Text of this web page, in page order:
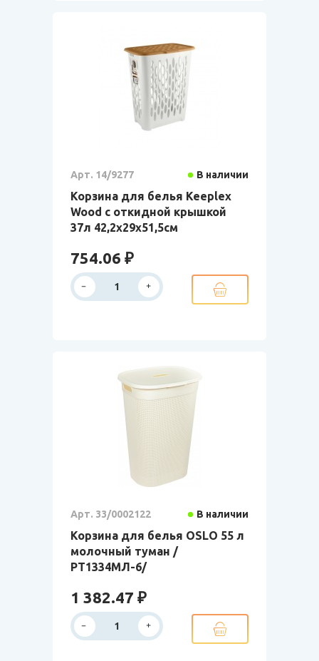
Арт. 14/9277 В наличии
Корзина для белья Keeplex
Wood с откидной крышкой
37л 42,2х29х51,5см
754.06 ₽
Арт. 33/0002122 В наличии
Корзина для белья OSLO 55 л
молочный туман /
РТ1334МЛ-6/
1 382.47 ₽